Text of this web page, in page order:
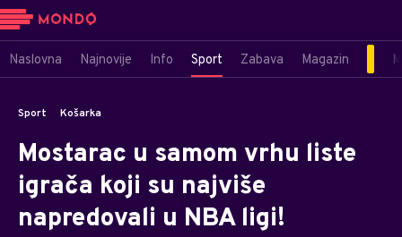
Naslovna Najnovije Info Sport Zabava Magazin
Sport Košarka
Mostarac u samom vrhu liste
igrača koji su najviše
napredovali u NBA ligi!